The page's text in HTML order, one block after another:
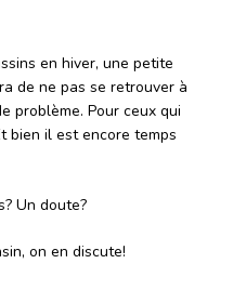
en hiver, une petite
de ne pas se retrouver à
problème. Pour ceux qui
bien il est encore temps
Un doute?
on en discute!